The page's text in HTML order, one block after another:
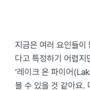
지금은 여러 요인들이
다고 특정하기 어렵
‘레이크 온 파이어
볼 수 있을 것 같아요.